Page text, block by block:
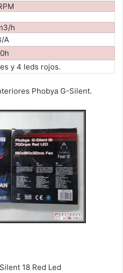
h
A
y 4 leds rojos.
Phobya G-Silent.
18 Red Led